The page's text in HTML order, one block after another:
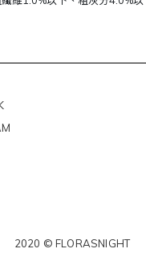
2020 © FLORASNIGHT